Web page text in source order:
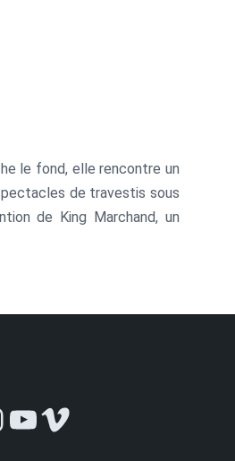
le fond, elle rencontre un
de travestis sous
de King Marchand, un
YouTube
Vimeo